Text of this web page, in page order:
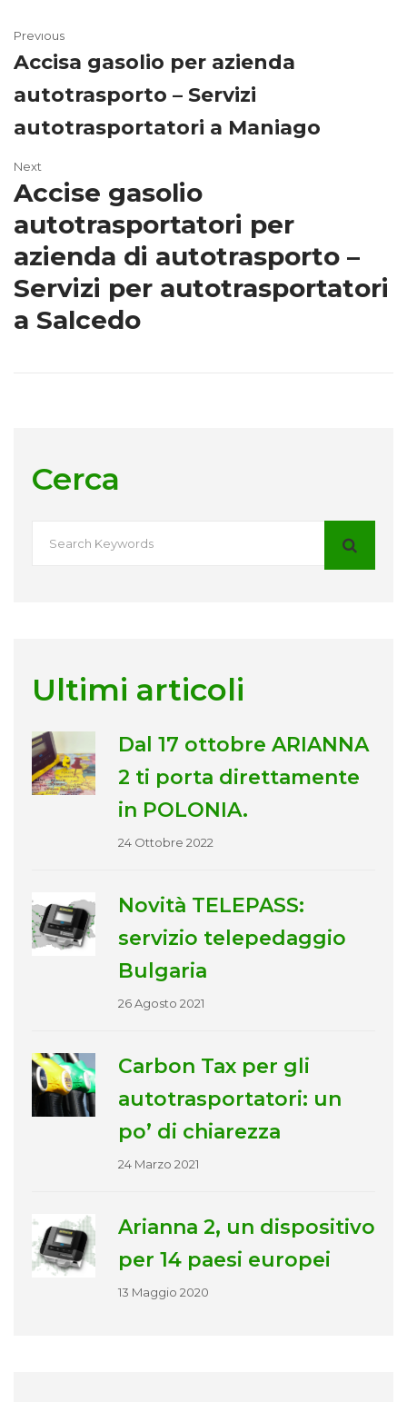
Previous
Accisa gasolio per azienda
autotrasporto – Servizi
autotrasportatori a Maniago
Next
Accise gasolio
autotrasportatori per
azienda di autotrasporto –
Servizi per autotrasportatori
a Salcedo
Cerca
Ultimi articoli
Dal 17 ottobre ARIANNA
2 ti porta direttamente
in POLONIA.
24 Ottobre 2022
Novità TELEPASS:
servizio telepedaggio
Bulgaria
26 Agosto 2021
Carbon Tax per gli
autotrasportatori: un
po’ di chiarezza
24 Marzo 2021
Arianna 2, un dispositivo
per 14 paesi europei
13 Maggio 2020